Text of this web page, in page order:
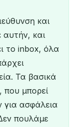
και
αυτήν, και
το inbox, όλα
Τα βασικά
που μπορεί
ασφάλεια
πουλάμε